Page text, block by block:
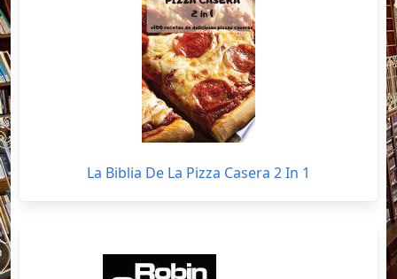
La Biblia De La Pizza Casera 2 In 1